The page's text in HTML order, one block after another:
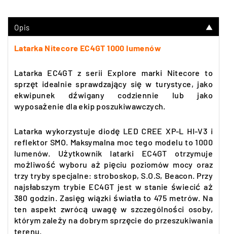
Opis ▼
Latarka Nitecore EC4GT 1000 lumenów
Latarka EC4GT z serii Explore marki Nitecore to
sprzęt idealnie sprawdzający się w turystyce, jako
ekwipunek dźwigany codziennie lub jako
wyposażenie dla ekip poszukiwawczych.
Latarka wykorzystuje diodę LED CREE XP-L HI-V3 i
reflektor SMO. Maksymalna moc tego modelu to 1000
lumenów. Użytkownik latarki EC4GT otrzymuje
możliwość wyboru aż pięciu poziomów mocy oraz
trzy tryby specjalne: stroboskop, S.O.S, Beacon. Przy
najsłabszym trybie EC4GT jest w stanie świecić aż
380 godzin. Zasięg wiązki światła to 475 metrów. Na
ten aspekt zwrócą uwagę w szczególności osoby,
którym zależy na dobrym sprzęcie do przeszukiwania
terenu.